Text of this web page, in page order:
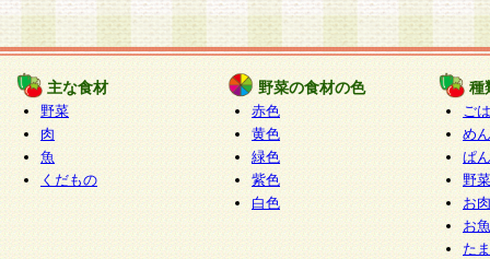
個人情報の取り扱いを外部に委託する場合は、
情報管理基準を満たす企業を選定して委託を行
が行われるよう監督します。
○開示対象個人情報の開示等および問い合わせ窓口
本人からの求めにより、当社が本件により取得
報の利用目的の通知・開示・内容の訂正・追加
停止・消去及び第三者への提供の禁止（以下、
といいます。）に応じます。
開示等に応じる窓口は以下になります。
主な食材
野菜
肉
魚
くだもの
野菜の食材の色
赤色
黄色
緑色
紫色
白色
種
ご
めん
ぱん
野
お
お
た